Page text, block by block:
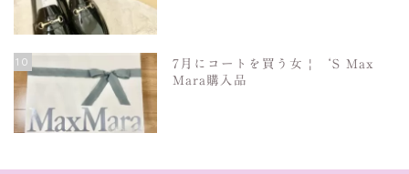
10
7月にコートを買う女 | ‘S Max
Mara購入品